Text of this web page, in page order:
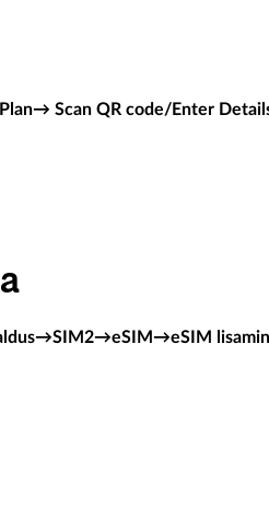
Scan QR code/Enter
→SIM2→eSIM→eSIM